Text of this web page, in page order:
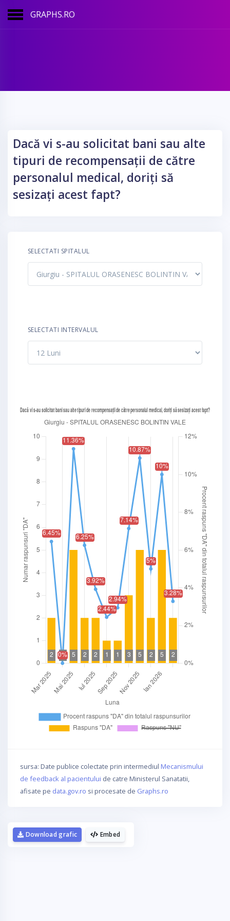
GRAPHS.RO
Dacă vi s-au solicitat bani sau alte
tipuri de recompensații de către
personalul medical, doriți să
sesizați acest fapt?
SELECTATI SPITALUL
SELECTATI INTERVALUL
sursa: Date publice colectate prin intermediul Mecanismului
de feedback al pacientului de catre Ministerul Sanatatii,
afisate pe data.gov.ro si procesate de Graphs.ro
Embed
Download grafic